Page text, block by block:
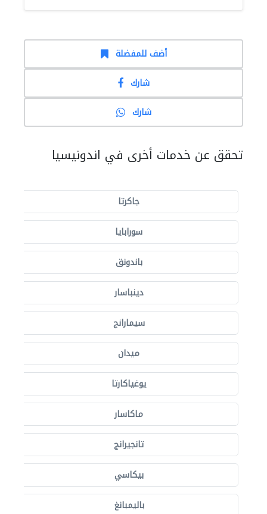
أضف للمفضلة
شارك
شارك
تحقق عن خدمات أخرى في اندونيسيا
جاكرتا
سورابايا
باندونق
دينباسار
سيمارانج
ميدان
يوغياكارتا
ماكاسار
تانجيرانج
بيكاسي
باليمبانغ